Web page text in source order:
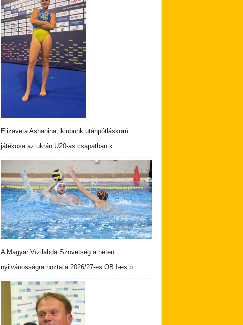
Elizaveta Ashanina, klubunk utánpótláskorú
játékosa az ukrán U20-as csapatban k…
A Magyar Vízilabda Szövetség a héten
nyilvánosságra hozta a 2026/27-es OB I-es b…